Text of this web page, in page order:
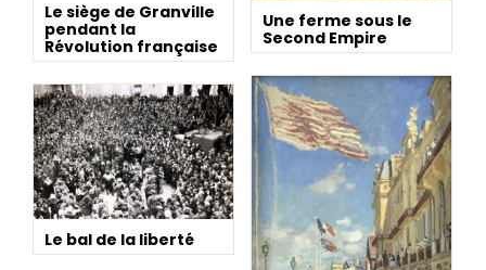
Le siège de Granville
pendant la
Révolution française
Une ferme sous le
Second Empire
Le bal de la liberté